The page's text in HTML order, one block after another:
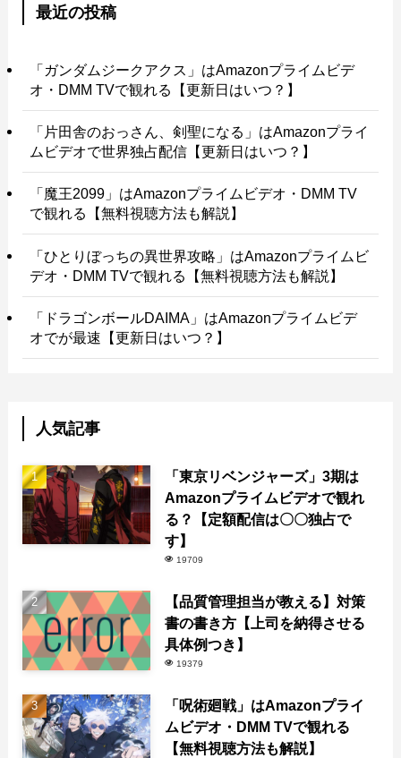
最近の投稿
「ガンダムジークアクス」はAmazonプライムビデ
オ・DMM TVで観れる【更新日はいつ？】
「片田舎のおっさん、剣聖になる」はAmazonプライ
ムビデオで世界独占配信【更新日はいつ？】
「魔王2099」はAmazonプライムビデオ・DMM TV
で観れる【無料視聴方法も解説】
「ひとりぼっちの異世界攻略」はAmazonプライムビ
デオ・DMM TVで観れる【無料視聴方法も解説】
「ドラゴンボールDAIMA」はAmazonプライムビデ
オでが最速【更新日はいつ？】
人気記事
「東京リベンジャーズ」3期は
Amazonプライムビデオで観れ
る？【定額配信は〇〇独占で
す】
19709
【品質管理担当が教える】対策
書の書き方【上司を納得させる
具体例つき】
19379
「呪術廻戦」はAmazonプライ
ムビデオ・DMM TVで観れる
【無料視聴方法も解説】